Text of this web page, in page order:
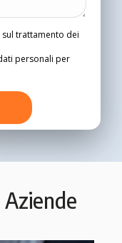
trattamento dei
personali per